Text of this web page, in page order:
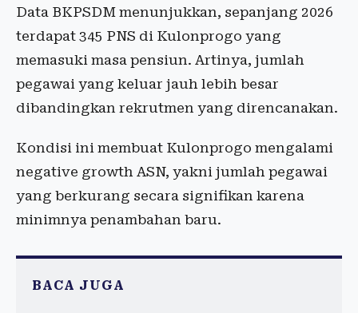
Data BKPSDM menunjukkan, sepanjang 2026
terdapat 345 PNS di Kulonprogo yang
memasuki masa pensiun. Artinya, jumlah
pegawai yang keluar jauh lebih besar
dibandingkan rekrutmen yang direncanakan.
Kondisi ini membuat Kulonprogo mengalami
negative growth ASN, yakni jumlah pegawai
yang berkurang secara signifikan karena
minimnya penambahan baru.
BACA JUGA